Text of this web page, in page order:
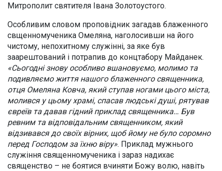
Митрополит святителя Івана Золотоустого.
Особливим словом проповідник загадав блаженного
свщенномученика Омеляна, наголосивши на його
чистому, непохитному служінні, за яке був
заарештований і потрапив до концтабору Майданек.
«Сьогодні знову особливо вшановуємо, молимо та
подивляємо життя нашого блаженного священника,
отця Омеляна Ковча, який ступав ногами цього міста,
молився у цьому храмі, спасав людські душі, рятував
євреїв та давав гідний приклад священника… Був
ревним та відповідальним священником, який
відзивався до своїх вірних, щоб йому не було соромно
перед Господом за їхню віру». Приклад мужнього
служіння священномученика і зараз надихає
священство – не боятися вчиняти Божу волю, навіть